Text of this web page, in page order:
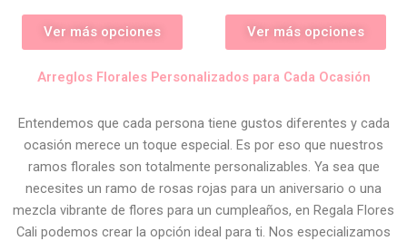
Ver más opciones Ver más opciones
Arreglos Florales Personalizados para Cada Ocasión
Entendemos que cada persona tiene gustos diferentes y cada
ocasión merece un toque especial. Es por eso que nuestros
ramos florales son totalmente personalizables. Ya sea que
necesites un ramo de rosas rojas para un aniversario o una
mezcla vibrante de flores para un cumpleaños, en Regala Flores
Cali podemos crear la opción ideal para ti. Nos especializamos